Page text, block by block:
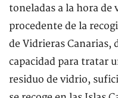
toneladas a la hora
procedente de la
de Vidrieras Canarias,
capacidad para tratar
residuo de vidrio,